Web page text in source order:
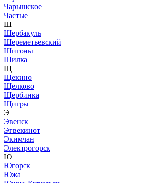
Чарышское
Частые
Ш
Шербакуль
Шереметьевский
Шигоны
Шилка
Щ
Щекино
Щелково
Щербинка
Щигры
Э
Эвенск
Эгвекинот
Экимчан
Электрогорск
Ю
Югорск
Южа